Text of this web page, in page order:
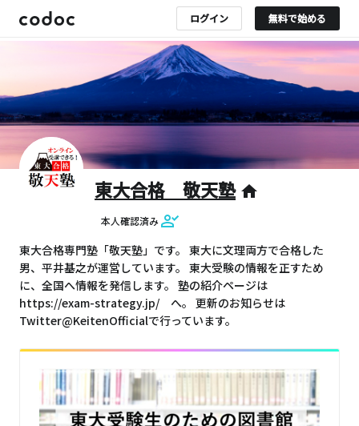
ログイン 無料で始める
東大合格 敬天塾 home
本人確認済み
東大合格専門塾「敬天塾」です。 東大に文理両方で合格した
男、平井基之が運営しています。 東大受験の情報を正すため
に、全国へ情報を発信します。 塾の紹介ページは
https://exam-strategy.jp/ へ。 更新のお知らせは
Twitter@KeitenOfficialで行っています。